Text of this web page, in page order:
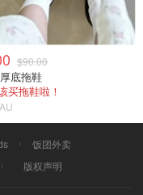
$90.00
底拖鞋
买拖鞋啦！
饭团外卖
版权声明